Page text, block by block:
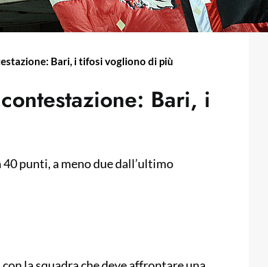
Bari, i tifosi vogliono di più
Bari, i
punti, a meno due dall’ultimo